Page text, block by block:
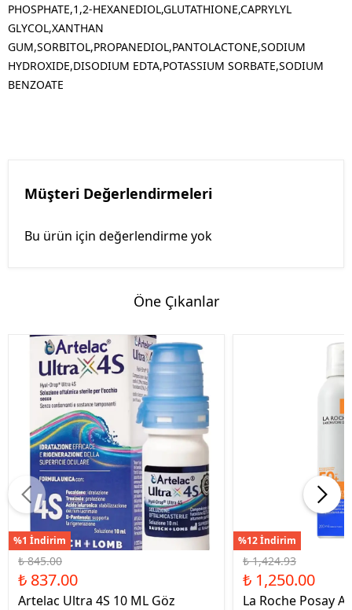
PHOSPHATE,1,2-HEXANEDIOL,GLUTATHIONE,CAPRYLYL
GLYCOL,XANTHAN
GUM,SORBITOL,PROPANEDIOL,PANTOLACTONE,SODIUM
HYDROXIDE,DISODIUM EDTA,POTASSIUM SORBATE,SODIUM
BENZOATE
Müşteri Değerlendirmeleri
Bu ürün için değerlendirme yok
Öne Çıkanlar
%1 İndirim
₺ 845.00
₺ 837.00
Artelac Ultra 4S 10 ML Göz
%12 İndirim
₺ 1,424.93
₺ 1,250.00
La Roche Posay